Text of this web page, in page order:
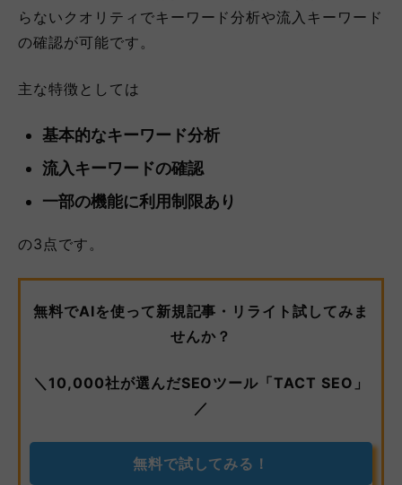
らないクオリティでキーワード分析や流入キーワード
の確認が可能です。
主な特徴としては
基本的なキーワード分析
流入キーワードの確認
一部の機能に利用制限あり
の3点です。
無料でAIを使って新規記事・リライト試してみま
せんか？
＼10,000社が選んだSEOツール「TACT SEO」
／
無料で試してみる！